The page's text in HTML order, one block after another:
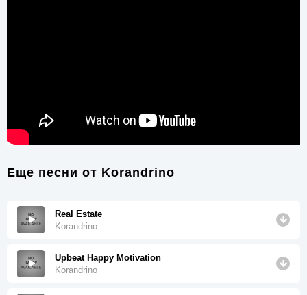
Еще песни от Korandrino
Real Estate
Korandrino
Upbeat Happy Motivation
Korandrino